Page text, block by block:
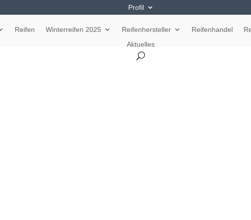
Profil
Reifen Winterreifen 2025 Reifenhersteller Reifenhandel
Aktuelles